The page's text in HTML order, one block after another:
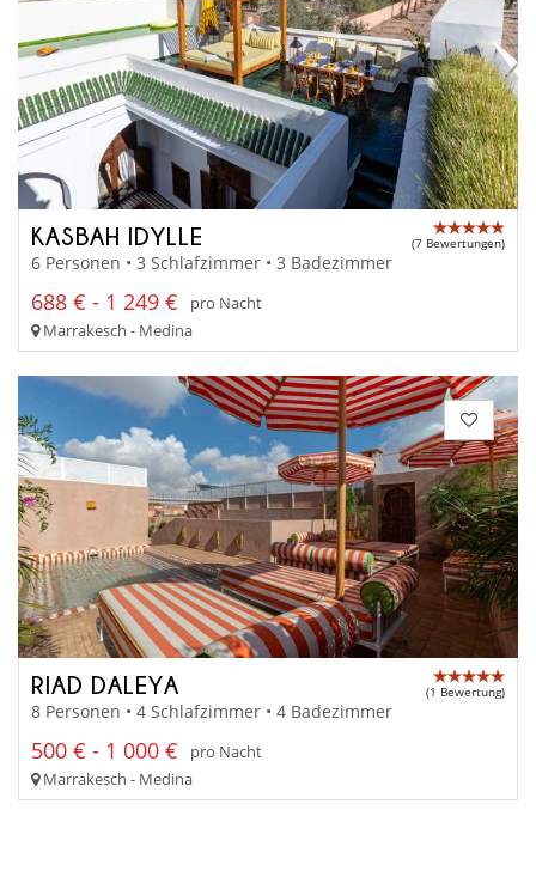
KASBAH IDYLLE (7 Bewertungen)
6 Personen • 3 Schlafzimmer • 3 Badezimmer
688 € - 1 249 €
pro Nacht
Marrakesch - Medina
RIAD DALEYA (1 Bewertung)
8 Personen • 4 Schlafzimmer • 4 Badezimmer
500 € - 1 000 €
pro Nacht
Marrakesch - Medina